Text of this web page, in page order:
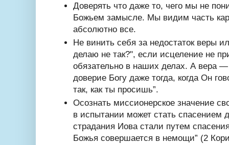
Доверять что даже то, чего мы не
Божьем замысле. Мы видим часть
абсолютно все.
Не винить себя за недостаток веры
делаю не так?", если исцеление не
обязательно в наших делах. А вера —
доверие Богу даже тогда, когда Он
так, как ты просишь”.
Осознать миссионерское значение
в испытании может стать спасением
страдания Иова стали путем
Божья совершается в немощи” (2